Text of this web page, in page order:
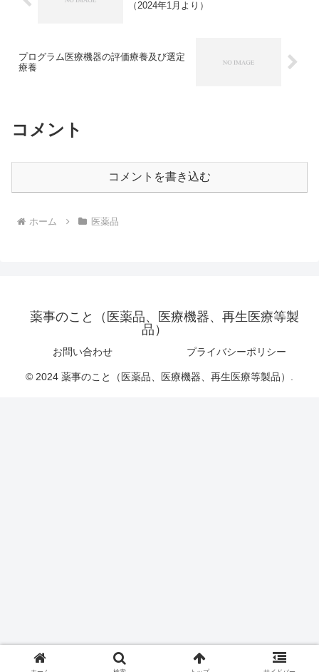
（2024年1月より）
プログラム医療機器の評価療養及び選定
療養
コメント
コメントを書き込む
ホーム 医薬品
薬事のこと（医薬品、医療機器、再生医療等製
品）
お問い合わせ プライバシーポリシー
© 2024 薬事のこと（医薬品、医療機器、再生医療等製品）.